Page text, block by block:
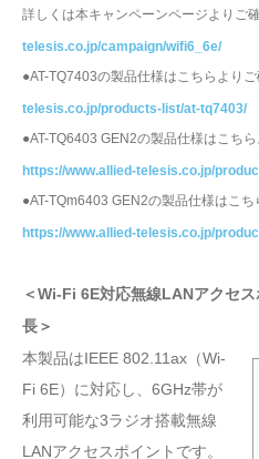
詳しくは本キャンペーンページよりご
telesis.co.jp/campaign/wifi6_6e/
●AT-TQ7403の製品仕様はこちらよりご
telesis.co.jp/products-list/at-tq7403/
●AT-TQ6403 GEN2の製品仕様はこちら
https://www.allied-telesis.co.jp/
●AT-TQm6403 GEN2の製品仕様はこち
https://www.allied-telesis.co.jp/
＜Wi-Fi 6E対応無線LANアクセ
長＞
本製品はIEEE 802.11ax（Wi-
Fi 6E）に対応し、6GHz帯が
利用可能な3ラジオ搭載無線
LANアクセスポイントです。